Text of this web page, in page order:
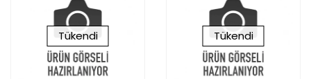
Tükendi Tükendi